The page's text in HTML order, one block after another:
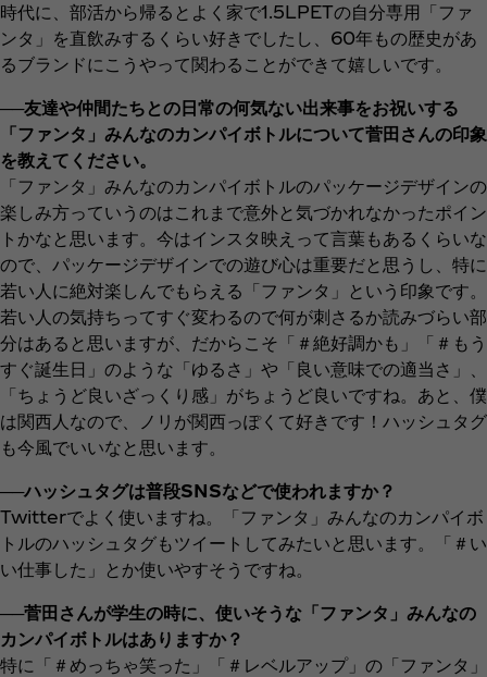
時代に、部活から帰るとよく家で1.5LPETの自分専用「ファ
ンタ」を直飲みするくらい好きでしたし、60年もの歴史があ
るブランドにこうやって関わることができて嬉しいです。
──友達や仲間たちとの日常の何気ない出来事をお祝いする
「ファンタ」みんなのカンパイボトルについて菅田さんの印象
を教えてください。
「ファンタ」みんなのカンパイボトルのパッケージデザインの
楽しみ方っていうのはこれまで意外と気づかれなかったポイン
トかなと思います。今はインスタ映えって言葉もあるくらいな
ので、パッケージデザインでの遊び心は重要だと思うし、特に
若い人に絶対楽しんでもらえる「ファンタ」という印象です。
若い人の気持ちってすぐ変わるので何が刺さるか読みづらい部
分はあると思いますが、だからこそ「＃絶好調かも」「＃もう
すぐ誕生日」のような「ゆるさ」や「良い意味での適当さ」、
「ちょうど良いざっくり感」がちょうど良いですね。あと、僕
は関西人なので、ノリが関西っぽくて好きです！ハッシュタグ
も今風でいいなと思います。
──ハッシュタグは普段SNSなどで使われますか？
Twitterでよく使いますね。「ファンタ」みんなのカンパイボ
トルのハッシュタグもツイートしてみたいと思います。「＃い
い仕事した」とか使いやすそうですね。
──菅田さんが学生の時に、使いそうな「ファンタ」みんなの
カンパイボトルはありますか？
特に「＃めっちゃ笑った」「＃レベルアップ」の「ファンタ」